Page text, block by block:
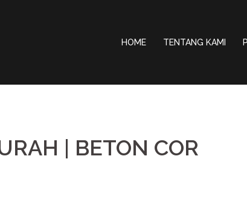
HOME TENTANG KAMI
| BETON COR